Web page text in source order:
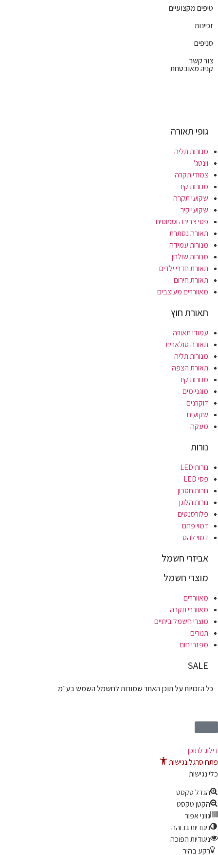
טיפים מקצועיים
זכיינות
סניפים
צור קשר
קניה מאובטחת
גופי תאורה
מנורות תליה
וינטג'
צמודי תקרה
מנורות קיר
שקועי תקרה
שקועי קיר
פסי צבירה וספוטים
תאורה נסתרת
מנורות עמידה
מנורות שולחן
תאורת חדרי ילדים
תאורת חירום
מאווררים מעוצבים
תאורת חוץ
עמודי תאורה
תאורה סולארית
מנורות תליה
תאורת הצפה
מנורות קיר
מוגני מים
דוקרנים
שקועים
מעקה
נורות
נורות LED
פסי LED
נורות חסכון
נורות הלוגן
פלורסנטים
דמוי פחם
דמוי להט
אביזרי חשמל
מוצרי חשמל
מאווררים
מאווררי תקרה
מוצרי חשמל ביתיים
תנורים
מפזרי חום
SALE
כל הזכויות על תוכן האתר שמורות לחשמל השמש בע״מ
דילוג לתוכן
פתח סרגל נגישות
כלי נגישות
הגדל טקסט
הקטן טקסט
גווני אפור
ניגודיות גבוהה
ניגודיות הפוכה
רקע בהיר